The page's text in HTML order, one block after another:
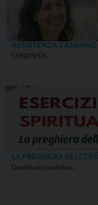
ASSISTENZA
CONDIVIDI…
LA PREGHIERA
Download: Locandina…